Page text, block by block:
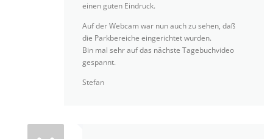
einen guten Eindruck.
Auf der Webcam war nun auch zu sehen, daß
die Parkbereiche eingerichtet wurden.
Bin mal sehr auf das nächste Tagebuchvideo
gespannt.
Stefan